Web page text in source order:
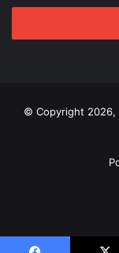
adresu
© Copyright 2026,